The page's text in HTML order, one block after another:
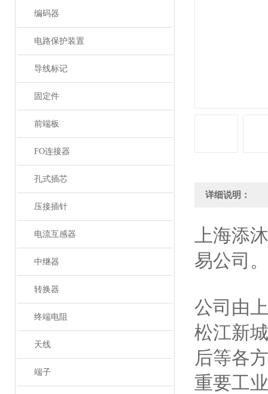
编码器
电路保护装置
导线标记
固定件
前端板
FO连接器
孔式插芯
压接插针
电流互感器
中继器
转换器
终端电阻
天线
端子
详细说明：
上海添
易公司。
公司由
松江新
后等各
重要工